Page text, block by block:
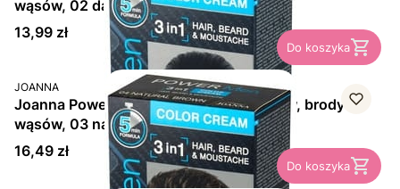
wąsów, 02 dark brown, 1 szt.
Cena
13,99 zł
Do koszyka
PRODUCENT
JOANNA
Joanna Power Men 3w1, farba do włosów, brody i
wąsów, 03 natural brown, 1 szt.
Cena
16,49 zł
Do koszyka